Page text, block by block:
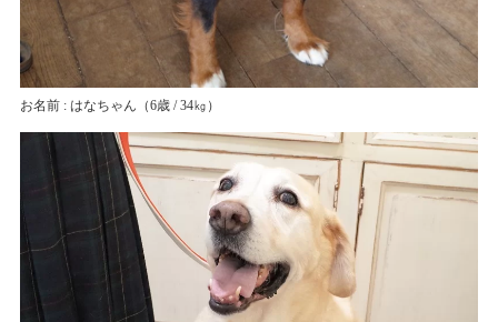
お名前 : はなちゃん （6歳 / 34㎏）